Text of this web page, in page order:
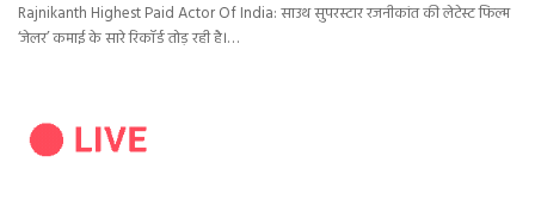
Rajnikanth Highest Paid Actor Of India: साउथ सुपरस्टार रजनीकांत की लेटेस्ट फिल्म
‘जेलर’ कमाई के सारे रिकॉर्ड तोड़ रही है।…